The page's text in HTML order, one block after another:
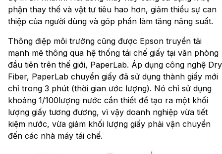
phận thay thế và vật tư tiêu hao hơn, giảm thiểu sự can
thiệp của người dùng và góp phần làm tăng năng suất.
Thông điệp môi trường cũng được Epson truyền tải
mạnh mẽ thông qua hệ thống tái chế giấy tại văn phòng
đầu tiên trên thế giới, PaperLab. Áp dụng công nghệ Dry
Fiber, PaperLab chuyển giấy đã sử dụng thành giấy mới
chỉ trong 3 phút (thời gian ước lượng). Nó chỉ sử dụng
khoảng 1/100lượng nước cần thiết để tạo ra một khối
lượng giấy tương đương, vì vậy doanh nghiệp vừa tiết
kiệm nước, vừa giảm khối lượng giấy phải vận chuyển
đến các nhà máy tái chế.